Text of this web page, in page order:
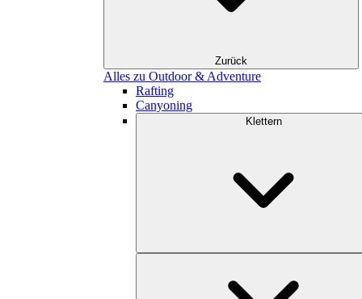
Zurück
Alles zu Outdoor & Adventure
Rafting
Canyoning
Klettern